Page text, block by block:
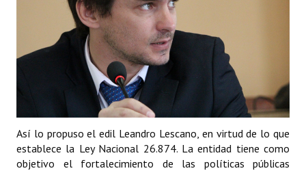
Así lo propuso el edil Leandro Lescano, en virtud de lo que
establece la Ley Nacional 26.874. La entidad tiene como
objetivo el fortalecimiento de las políticas públicas